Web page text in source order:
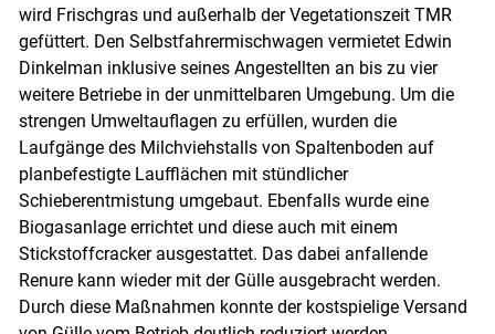
wird Frischgras und außerhalb der Vegetationszeit TMR
gefüttert. Den Selbstfahrermischwagen vermietet Edwin
Dinkelman inklusive seines Angestellten an bis zu vier
weitere Betriebe in der unmittelbaren Umgebung. Um die
strengen Umweltauflagen zu erfüllen, wurden die
Laufgänge des Milchviehstalls von Spaltenboden auf
planbefestigte Laufflächen mit stündlicher
Schieberentmistung umgebaut. Ebenfalls wurde eine
Biogasanlage errichtet und diese auch mit einem
Stickstoffcracker ausgestattet. Das dabei anfallende
Renure kann wieder mit der Gülle ausgebracht werden.
Durch diese Maßnahmen konnte der kostspielige Versand